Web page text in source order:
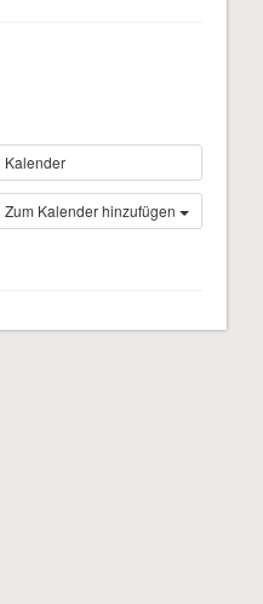
Kalender
Zum Kalender hinzufügen